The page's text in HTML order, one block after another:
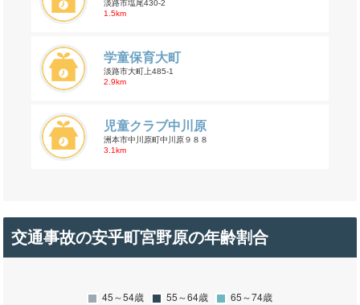
淡路市塩尾430-2
1.5km
学童保育大町
淡路市大町上485-1
2.9km
児童クラブ中川原
洲本市中川原町中川原９８８
3.1km
交通事故の安乎町宮野原の年齢割合